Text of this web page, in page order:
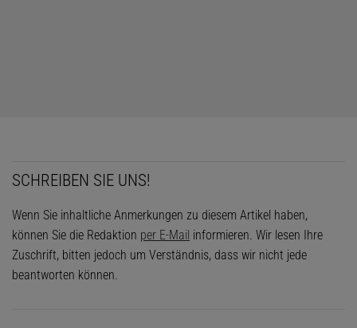
SCHREIBEN SIE UNS!
Wenn Sie inhaltliche Anmerkungen zu diesem Artikel haben,
können Sie die Redaktion per E-Mail informieren. Wir lesen Ihre
Zuschrift, bitten jedoch um Verständnis, dass wir nicht jede
beantworten können.